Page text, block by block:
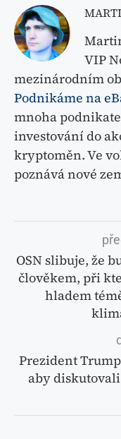
VIP
mezinárodním
Podnikáme na
mnoha
investování do
kryptoměn. Ve
poznává nové
OSN slibuje, že
člověkem, při
hladem
Prezident
aby